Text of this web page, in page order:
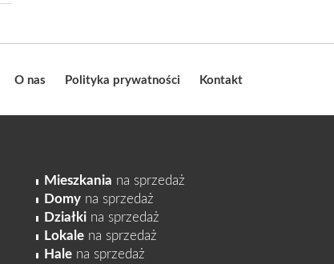
O nas Polityka prywatności Kontakt
Mieszkania na sprzedaż
Domy na sprzedaż
Działki na sprzedaż
Lokale na sprzedaż
Hale na sprzedaż